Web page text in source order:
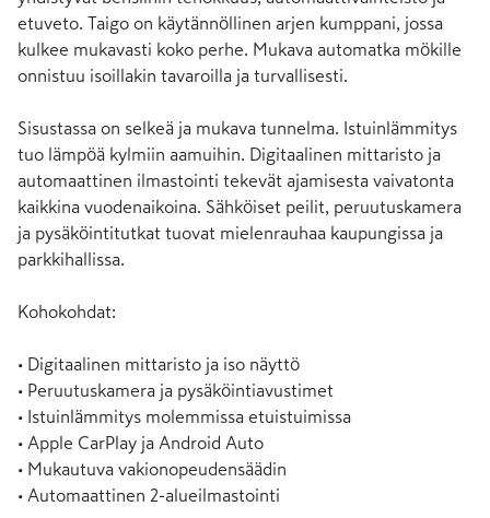
etuveto. Taigo on käytännöllinen arjen kumppani, jossa
kulkee mukavasti koko perhe. Mukava automatka mökille
onnistuu isoillakin tavaroilla ja turvallisesti.
Sisustassa on selkeä ja mukava tunnelma. Istuinlämmitys
tuo lämpöä kylmiin aamuihin. Digitaalinen mittaristo ja
automaattinen ilmastointi tekevät ajamisesta vaivatonta
kaikkina vuodenaikoina. Sähköiset peilit, peruutuskamera
ja pysäköintitutkat tuovat mielenrauhaa kaupungissa ja
parkkihallissa.
Kohokohdat:
• Digitaalinen mittaristo ja iso näyttö
• Peruutuskamera ja pysäköintiavustimet
• Istuinlämmitys molemmissa etuistuimissa
• Apple CarPlay ja Android Auto
• Mukautuva vakionopeudensäädin
• Automaattinen 2-alueilmastointi